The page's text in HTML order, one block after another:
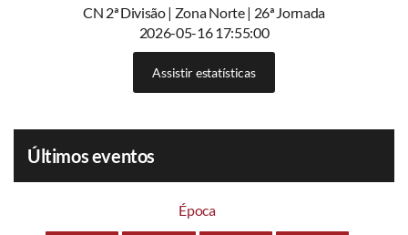
CN 2ª Divisão | Zona Norte | 26ª Jornada
2026-05-16 17:55:00
Assistir estatísticas
Últimos eventos
Época